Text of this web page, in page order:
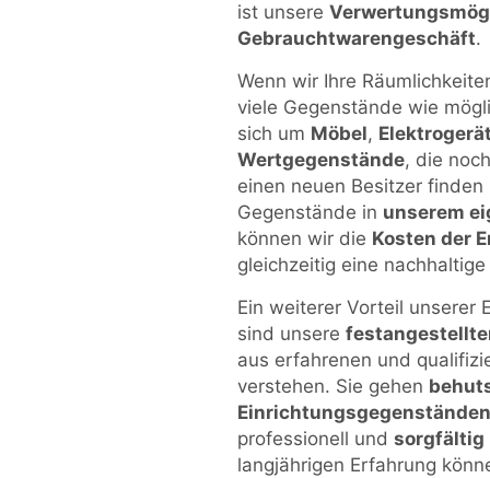
ist unsere
Gebrauchtwarengeschäft.
Wenn wir Ihre
viele Gegenstände wie
sich um Möbel,
Wertgegenstände, die
einen neuen Besitzer
Gegenstände in unserem
können wir die Kosten der
gleichzeitig eine
Ein weiterer Vorteil unserer
sind unsere
aus erfahrenen und
verstehen. Sie gehen
professionell und sorgfältig
langjährigen Erfahrung